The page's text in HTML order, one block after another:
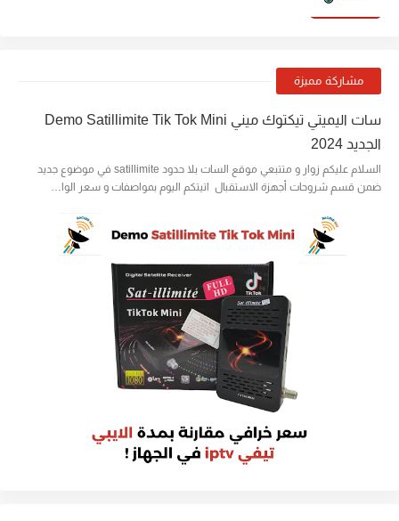
مشاركة مميزة
سات اليميتي تيكتوك ميني Demo Satillimite Tik Tok Mini
الجديد 2024
السلام عليكم زوار و متتبعي موقع السات بلا حدود satillimite في موضوع جديد
ضمن قسم شروحات أجهزة الاستقبال اتيتكم اليوم بمواصفات و سعر الوا…